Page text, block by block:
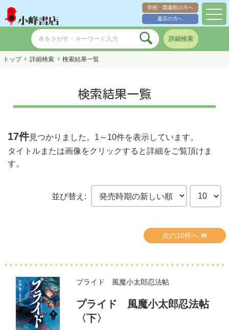
学校・図書館の方へ
書店の方へ
詳細検索
トップ 詳細検索 検索結果一覧
検索結果一覧
17件見つかりました。 1～10件を表示しています。
タイトルまたは画像をクリックすると詳細をご覧頂けま
す。
並び替え:
プライド 風魔小太郎忍法帖
プライド 風魔小太郎忍法帖
〈下〉